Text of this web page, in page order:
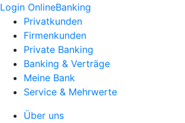
Login OnlineBanking
Privatkunden
Firmenkunden
Private Banking
Banking & Verträge
Meine Bank
Service & Mehrwerte
Über uns